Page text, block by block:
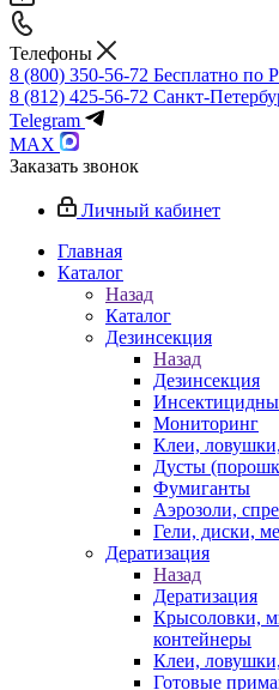
Телефоны
8 (800) 350-56-72 Бесплатно по
8 (812) 425-56-72 Санкт-
Telegram
MAX
Заказать звонок
Личный кабинет
Главная
Каталог
Назад
Каталог
Дезинсекция
Назад
Дезинсекция
Мониторинг
Клеи,
Дусты
Фумиганты
Аэрозоли,
Гели, диски,
Дератизация
Назад
Дератизация
Крысоловки,
контейнеры
Клеи,
Готовые